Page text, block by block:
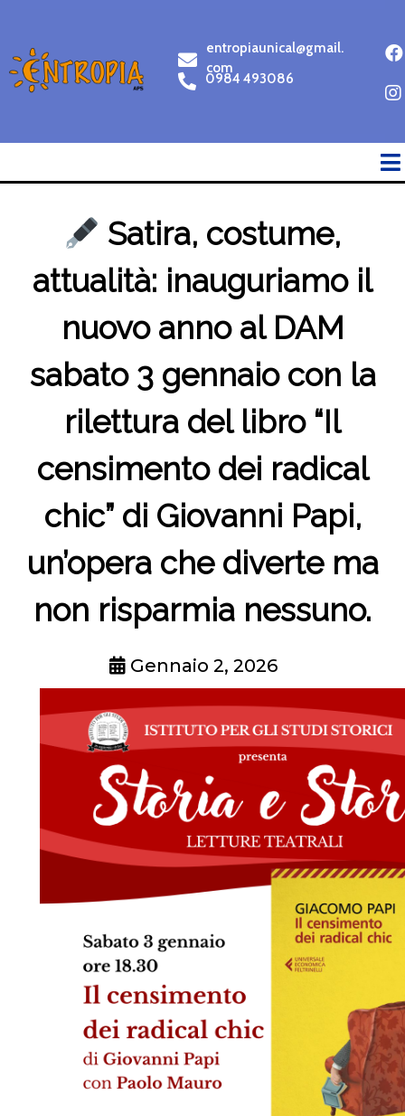
entropiaunical@gmail.
com
0984 493086
Satira, costume,
attualità: inauguriamo il
nuovo anno al DAM
sabato 3 gennaio con la
rilettura del libro “Il
censimento dei radical
chic” di Giovanni Papi,
un’opera che diverte ma
non risparmia nessuno.
Gennaio 2, 2026